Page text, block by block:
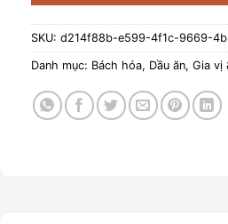
SKU: d214f88b-e599-4f1c-9669-
Danh mục: Bách hóa, Dầu ăn, Gia vị